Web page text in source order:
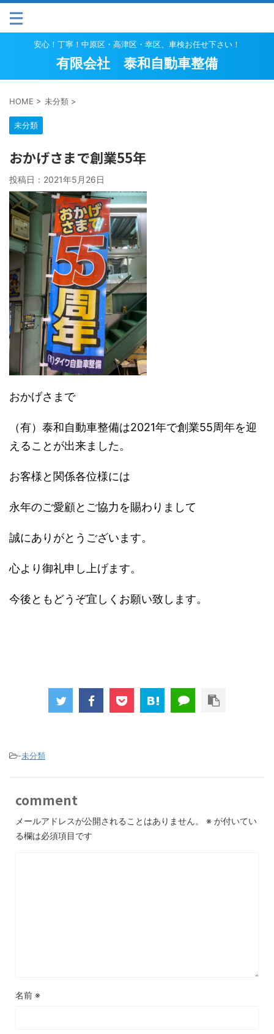
安心！丁寧！中原区・高津区・幸区、車検お任せ下さい！
有限会社 泰和自動車整備
HOME > 未分類 >
未分類
おかげさまで創業55年
投稿日： 2021年5月26日
おかげさまで
（有）泰和自動車整備は2021年で創業55周年を迎
えることが出来ました。
お客様と関係各位様には
永年のご愛顧とご協力を賜わりまして
誠にありがとうございます。
心より御礼申し上げます。
今後ともどうぞ宜しくお願い致します。
-未分類
comment
メールアドレスが公開されることはありません。 ※ が付いてい
る欄は必須項目です
名前 ※